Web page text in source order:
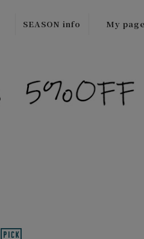
SEASON info
SALE/Outlet
My page